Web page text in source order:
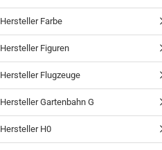
Hersteller Farbe
Hersteller Figuren
Hersteller Flugzeuge
Hersteller Gartenbahn G
Hersteller H0